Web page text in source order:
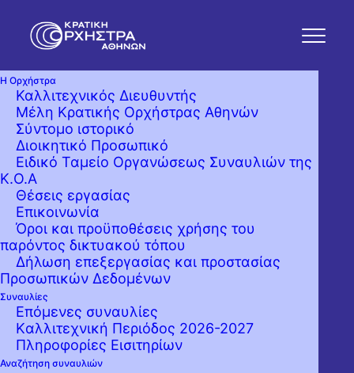
Η Ορχήστρα
Καλλιτεχνικός Διευθυντής
Μέλη Κρατικής Ορχήστρας Αθηνών
Σύντομο ιστορικό
Διοικητικό Προσωπικό
Ειδικό Ταμείο Οργανώσεως Συναυλιών της
Κ.Ο.Α
Θέσεις εργασίας
Επικοινωνία
Όροι και προϋποθέσεις χρήσης του
παρόντος δικτυακού τόπου
Δήλωση επεξεργασίας και προστασίας
Προσωπικών Δεδομένων
Συναυλίες
Επόμενες συναυλίες
Kαλλιτεχνική Περιόδος 2026-2027
Πληροφορίες Εισιτηρίων
Αναζήτηση συναυλιών